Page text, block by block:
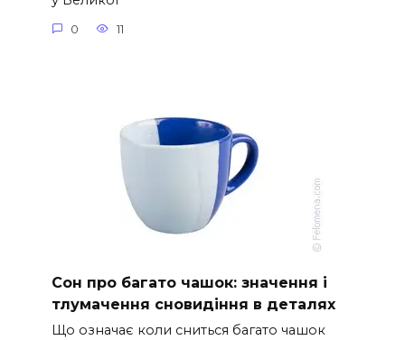
0 11
Сон про багато чашок: значення і
тлумачення сновидіння в деталях
Що означає коли сниться багато чашок